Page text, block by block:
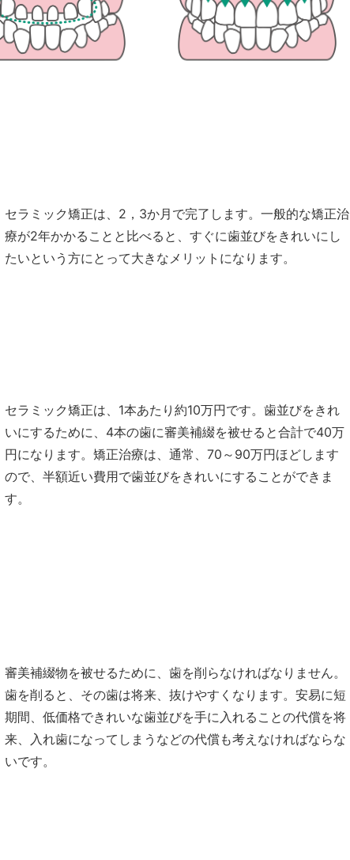
セラミック矯正は、2，3か月で完了します。一般的な矯正治
療が2年かかることと比べると、すぐに歯並びをきれいにし
たいという方にとって大きなメリットになります。
セラミック矯正は、1本あたり約10万円です。歯並びをきれ
いにするために、4本の歯に審美補綴を被せると合計で40万
円になります。矯正治療は、通常、70～90万円ほどします
ので、半額近い費用で歯並びをきれいにすることができま
す。
審美補綴物を被せるために、歯を削らなければなりません。
歯を削ると、その歯は将来、抜けやすくなります。安易に短
期間、低価格できれいな歯並びを手に入れることの代償を将
来、入れ歯になってしまうなどの代償も考えなければならな
いです。